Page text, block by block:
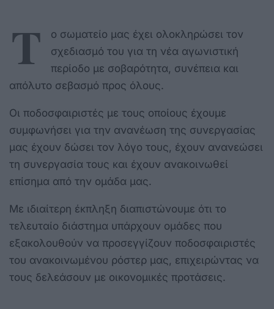
Τ
ο σωματείο μας έχει ολοκληρώσει τον
σχεδιασμό του για τη νέα αγωνιστική
περίοδο με σοβαρότητα, συνέπεια και
απόλυτο σεβασμό προς όλους.
Οι ποδοσφαιριστές με τους οποίους έχουμε
συμφωνήσει για την ανανέωση της συνεργασίας
μας έχουν δώσει τον λόγο τους, έχουν ανανεώσει
τη συνεργασία τους και έχουν ανακοινωθεί
επίσημα από την ομάδα μας.
Με ιδιαίτερη έκπληξη διαπιστώνουμε ότι το
τελευταίο διάστημα υπάρχουν ομάδες που
εξακολουθούν να προσεγγίζουν ποδοσφαιριστές
του ανακοινωμένου ρόστερ μας, επιχειρώντας να
τους δελεάσουν με οικονομικές προτάσεις.